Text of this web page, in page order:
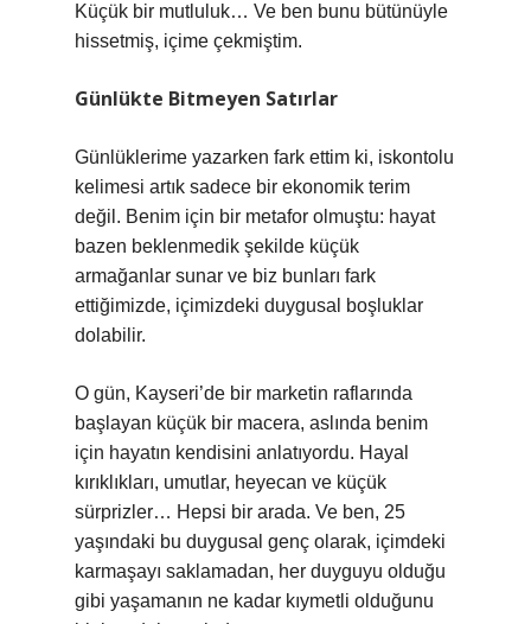
Küçük bir mutluluk… Ve ben bunu bütünüyle
hissetmiş, içime çekmiştim.
Günlükte Bitmeyen Satırlar
Günlüklerime yazarken fark ettim ki, iskontolu
kelimesi artık sadece bir ekonomik terim
değil. Benim için bir metafor olmuştu: hayat
bazen beklenmedik şekilde küçük
armağanlar sunar ve biz bunları fark
ettiğimizde, içimizdeki duygusal boşluklar
dolabilir.
O gün, Kayseri’de bir marketin raflarında
başlayan küçük bir macera, aslında benim
için hayatın kendisini anlatıyordu. Hayal
kırıklıkları, umutlar, heyecan ve küçük
sürprizler… Hepsi bir arada. Ve ben, 25
yaşındaki bu duygusal genç olarak, içimdeki
karmaşayı saklamadan, her duyguyu olduğu
gibi yaşamanın ne kadar kıymetli olduğunu